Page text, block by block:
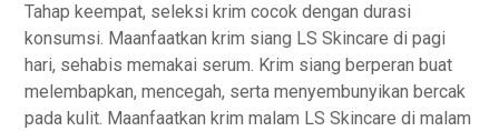
Tahap keempat, seleksi krim cocok dengan durasi
konsumsi. Maanfaatkan krim siang LS Skincare di pagi
hari, sehabis memakai serum. Krim siang berperan buat
melembapkan, mencegah, serta menyembunyikan bercak
pada kulit. Maanfaatkan krim malam LS Skincare di malam